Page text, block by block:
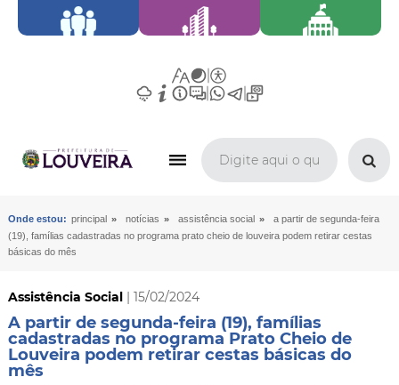
Onde estou: principal » notícias » assistência social »
a partir de segunda-feira
(19), famílias cadastradas no programa prato cheio de louveira podem retirar cestas
básicas do mês
Assistência Social| 15/02/2024
A partir de segunda-feira (19), famílias
cadastradas no programa Prato Cheio de
Louveira podem retirar cestas básicas do
mês